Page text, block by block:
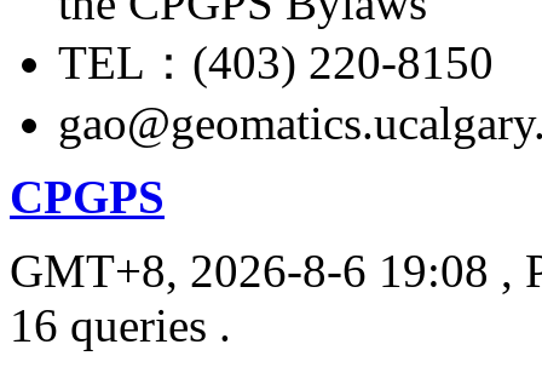
TEL：(403) 220-8150
CPGPS
GMT+8, 2026-8-6 19:08 ,
16 queries .